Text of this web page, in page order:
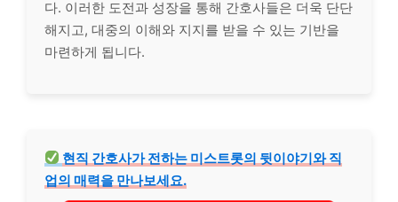
다. 이러한 도전과 성장을 통해 간호사들은 더욱 단단
해지고, 대중의 이해와 지지를 받을 수 있는 기반을
마련하게 됩니다.
현직 간호사가 전하는 미스트롯의 뒷이야기와 직
업의 매력을 만나보세요.